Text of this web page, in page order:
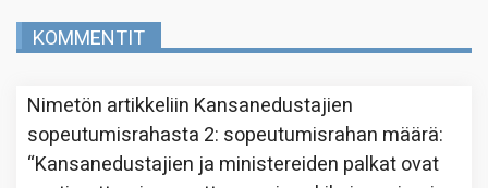
KOMMENTIT
Nimetön artikkeliin Kansanedustajien
sopeutumisrahasta 2: sopeutumisrahan määrä:
“Kansanedustajien ja ministereiden palkat ovat